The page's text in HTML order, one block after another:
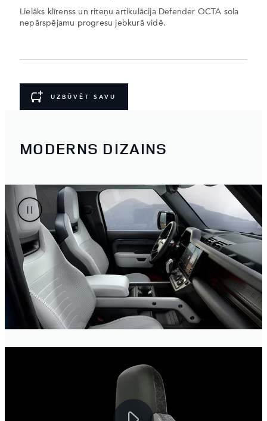
Lielāks klīrenss un riteņu artikulācija Defender OCTA sola
nepārspējamu progresu jebkurā vidē.
UZBŪVĒT SAVU
MODERNS DIZAINS